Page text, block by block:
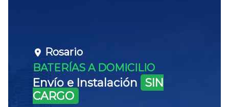
Rosario
BATERÍAS A DOMICILIO
Envío e Instalación
SIN
CARGO